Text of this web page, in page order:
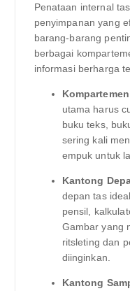
Penataan internal
penyimpanan yang
barang-barang
berbagai
informasi berharga
utama harus
buku teks,
sering kali
empuk untuk
Kantong
depan tas
pensil,
Gambar yang
ritsleting dan
diinginkan.
Kantong